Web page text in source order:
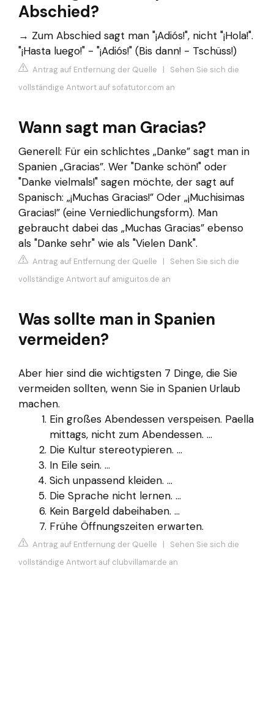
Abschied?
→ Zum Abschied sagt man "¡Adiós!", nicht "¡Hola!".
"¡Hasta luego!" - "¡Adiós!" (Bis dann! - Tschüss!)
Antrag auf Entfernung der Quelle | Sehen Sie sich die
vollständige Antwort auf sofatutor.com an
Wann sagt man Gracias?
Generell: Für ein schlichtes „Danke” sagt man in
Spanien „Gracias”. Wer "Danke schön!" oder
"Danke vielmals!" sagen möchte, der sagt auf
Spanisch: „¡Muchas Gracias!” Oder „¡Muchisimas
Gracias!” (eine Verniedlichungsform). Man
gebraucht dabei das „Muchas Gracias” ebenso
als "Danke sehr" wie als "Vielen Dank".
Antrag auf Entfernung der Quelle | Sehen Sie sich die
vollständige Antwort auf amiguitos.de an
Was sollte man in Spanien
vermeiden?
Aber hier sind die wichtigsten 7 Dinge, die Sie
vermeiden sollten, wenn Sie in Spanien Urlaub
machen.
Ein großes Abendessen verspeisen. Paella
mittags, nicht zum Abendessen. ...
Die Kultur stereotypieren. ...
In Eile sein. ...
Sich unpassend kleiden. ...
Die Sprache nicht lernen. ...
Kein Bargeld dabeihaben. ...
Frühe Öffnungszeiten erwarten.
Antrag auf Entfernung der Quelle | Sehen Sie sich die
vollständige Antwort auf clubvillamar.de an